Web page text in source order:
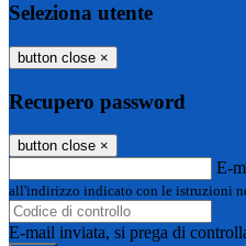
Seleziona utente
button close ×
Recupero password
button close ×
E-
all'indirizzo indicato con le istruzioni
E-mail inviata, si prega di